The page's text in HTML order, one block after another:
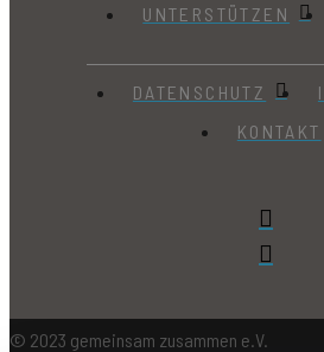
UNTERSTÜTZEN
DATENSCHUTZ
KONTAKT
© 2023 gemeinsam zusammen e.V.